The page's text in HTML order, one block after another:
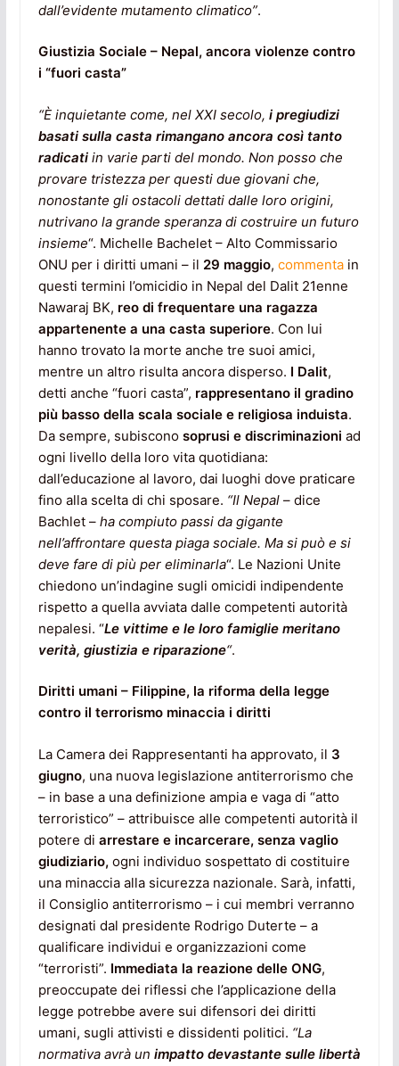
dall’evidente mutamento climatico”.
Giustizia Sociale – Nepal, ancora violenze contro
i “fuori casta”
“È inquietante come, nel XXI secolo, i pregiudizi
basati sulla casta rimangano ancora così tanto
radicatiin varie parti del mondo. Non posso che
provare tristezza per questi due giovani che,
nonostante gli ostacoli dettati dalle loro origini,
nutrivano la grande speranza di costruire un futuro
insieme“. Michelle Bachelet – Alto Commissario
ONU per i diritti umani – il 29 maggio, commentain
questi termini l’omicidio in Nepal del Dalit 21enne
Nawaraj BK, reo di frequentare una ragazza
appartenente a una casta superiore. Con lui
hanno trovato la morte anche tre suoi amici,
mentre un altro risulta ancora disperso. I Dalit,
detti anche “fuori casta”, rappresentano il gradino
più basso della scala sociale e religiosa induista.
Da sempre, subiscono soprusi e discriminazioni ad
ogni livello della loro vita quotidiana:
dall’educazione al lavoro, dai luoghi dove praticare
fino alla scelta di chi sposare. “Il Nepal– dice
Bachlet – ha compiuto passi da gigante
nell’affrontare questa piaga sociale. Ma si può e si
deve fare di più per eliminarla“. Le Nazioni Unite
chiedono un’indagine sugli omicidi indipendente
rispetto a quella avviata dalle competenti autorità
nepalesi. “Le vittime e le loro famiglie meritano
verità, giustizia e riparazione“.
Diritti umani – Filippine, la riforma della legge
contro il terrorismo minaccia i diritti
La Camera dei Rappresentanti ha approvato, il 3
giugno, una nuova legislazione antiterrorismo che
– in base a una definizione ampia e vaga di “atto
terroristico” – attribuisce alle competenti autorità il
potere di arrestare e incarcerare, senza vaglio
giudiziario,ogni individuo sospettato di costituire
una minaccia alla sicurezza nazionale. Sarà, infatti,
il Consiglio antiterrorismo – i cui membri verranno
designati dal presidente Rodrigo Duterte – a
qualificare individui e organizzazioni come
“terroristi”. Immediata la reazione delle ONG,
preoccupate dei riflessi che l’applicazione della
legge potrebbe avere sui difensori dei diritti
umani, sugli attivisti e dissidenti politici. “La
normativa avrà un impatto devastante sulle libertà